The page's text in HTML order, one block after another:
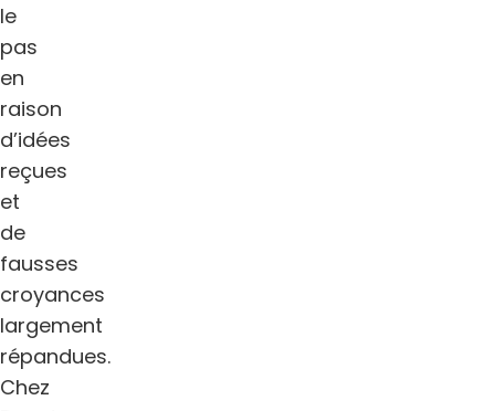
le
pas
en
raison
d’idées
reçues
et
de
fausses
croyances
largement
répandues.
Chez